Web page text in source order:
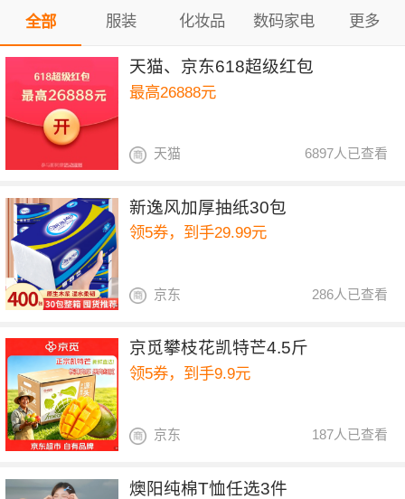
全部 服装 化妆品 数码家电 更多
天猫、京东618超级红包
最高26888元
6897人已查看
天猫
新逸风加厚抽纸30包
领5券，到手29.99元
286人已查看
京东
京觅攀枝花凯特芒4.5斤
领5券，到手9.9元
187人已查看
京东
燠阳纯棉T恤任选3件